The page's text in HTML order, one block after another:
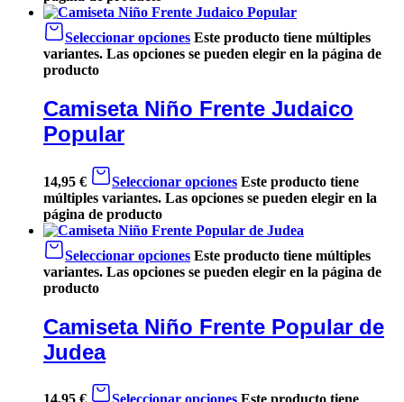
Seleccionar opciones Este producto tiene múltiples
variantes. Las opciones se pueden elegir en la página de
producto
Camiseta Niño Frente Judaico
Popular
14,95 € Seleccionar opciones Este producto tiene
múltiples variantes. Las opciones se pueden elegir en la
página de producto
Seleccionar opciones Este producto tiene múltiples
variantes. Las opciones se pueden elegir en la página de
producto
Camiseta Niño Frente Popular de
Judea